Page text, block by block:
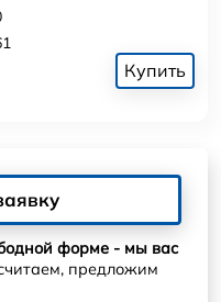
Купить
форме - мы вас
предложим